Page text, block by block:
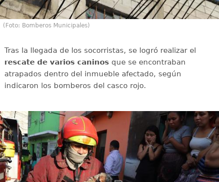
(Foto: Bomberos Municipales)
Tras la llegada de los socorristas, se logró realizar el
rescate de varios caninosque se encontraban
atrapados dentro del inmueble afectado, según
indicaron los bomberos del casco rojo.